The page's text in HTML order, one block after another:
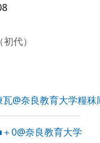
代）
瓦@奈良教育大学糧秣
0@奈良教育大学